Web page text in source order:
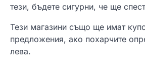
тези, бъдете сигурни, че ще
Тези магазини също ще имат
предложения, ако похарчите
лева.